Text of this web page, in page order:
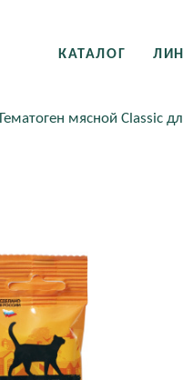
КАТАЛОГ
Гематоген мясной Сlassic